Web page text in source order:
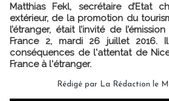
Matthias Fekl, secrétaire d’Etat
extérieur, de la promotion du
l’étranger, était l’invité de
France 2, mardi 26 juillet 2016.
conséquences de l'attentat de
France à l'étranger.
Rédigé par La Rédaction le